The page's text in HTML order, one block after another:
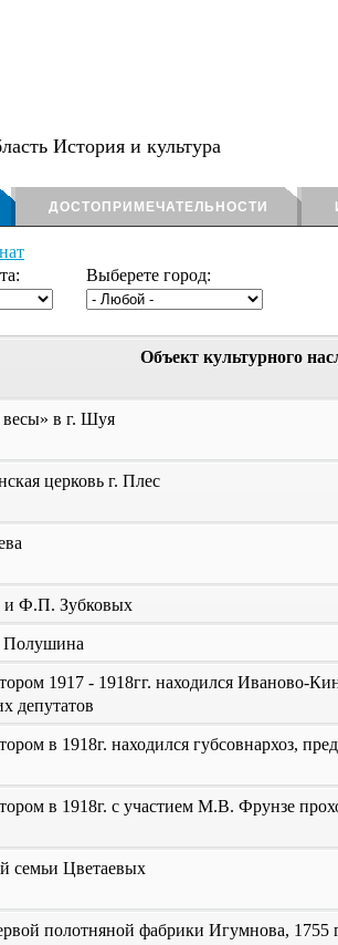
История и культура
ДОСТОПРИМЕЧАТЕЛЬНОСТИ
Выберете город:
Объект культурного
в г. Шуя
церковь г. Плес
Ф.П. Зубковых
1917 - 1918гг. находился Иваново-
депутатов
в 1918г. находился губсовнархоз,
в 1918г. с участием М.В. Фрунзе
семьи Цветаевых
полотняной фабрики Игумнова, 1755